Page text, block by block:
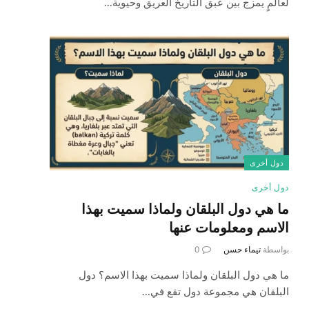
دول أخرى
دول أخرى
ما هي دول البلقان ولماذا سميت بهذا
الاسم ومعلومات عنها
بواسطة تيماء حسن 0
ما هي دول البلقان ولماذا سميت بهذا الاسم؟ دول
البلقان هي مجموعة دول تقع في…